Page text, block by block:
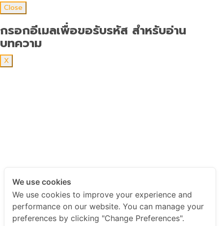
Close
กรอกอีเมลเพื่อขอรับรหัส สำหรับอ่าน
บทความ
X
We use cookies
We use cookies to improve your experience and
performance on our website. You can manage your
preferences by clicking "Change Preferences".